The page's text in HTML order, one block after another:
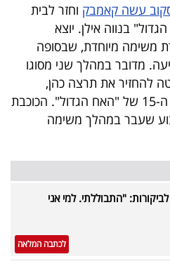
עשה קאמבק וחזר לבית
בנווה אילן. יוצא
משימה מיוחדת, שבסופה
מדובר במהלך שני מסוגו
להחזיר את תרצה כהן,
שכיכבה לצד איסקוב בעונה ה-15 של "האח הגדול". הכוכבת
שעבר במהלך משימה
"התבוללתי. למי אני
לכתבה המלאה